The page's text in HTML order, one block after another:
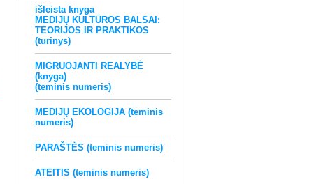
išleista knyga
MEDIJŲ KULTŪROS BALSAI:
TEORIJOS IR PRAKTIKOS
(turinys)
MIGRUOJANTI REALYBĖ
(knyga)
(teminis numeris)
MEDIJŲ EKOLOGIJA (teminis
numeris)
PARAŠTĖS (teminis numeris)
ATEITIS (teminis numeris)